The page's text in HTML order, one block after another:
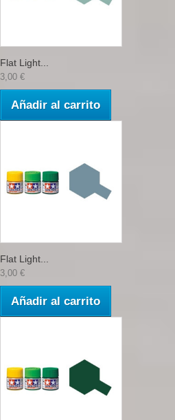
Flat Light...
3,00 €
Añadir al carrito
Flat Light...
3,00 €
Añadir al carrito